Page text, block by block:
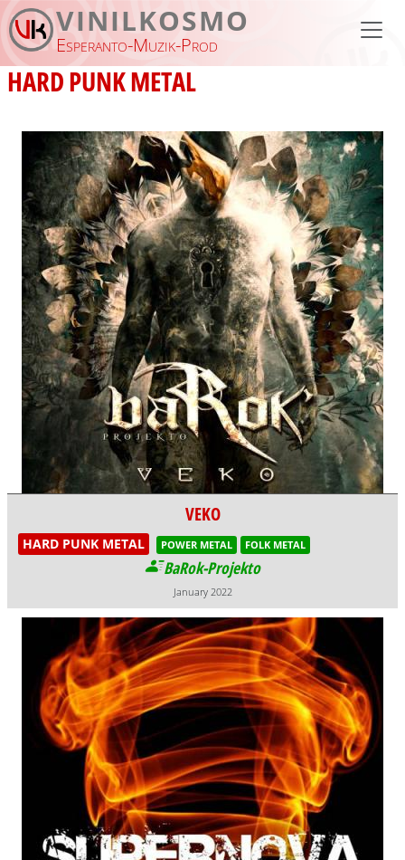
Skip to main content
VINILKOSMO
Esperanto-Muzik-Prod
HARD PUNK METAL
VEKO
HARD PUNK METAL POWER METAL FOLK METAL
BaRok-Projekto
January 2022